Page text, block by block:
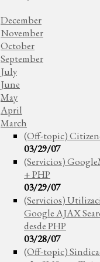
December
November
October
September
July
June
May
April
March
(Off-topic)
03/29/07
(Servicios)
+ PHP
03/29/07
(Servicios)
Google AJAX
desde PHP
03/28/07
(Off-topic)